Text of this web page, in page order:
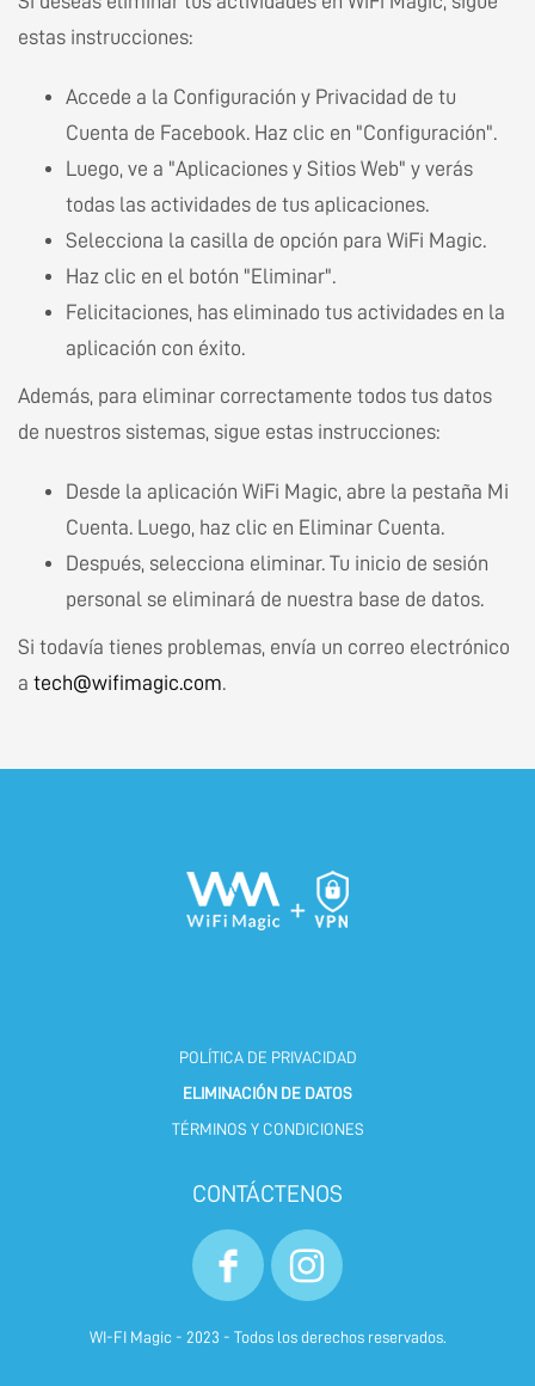
estas instrucciones:
Accede a la Configuración y Privacidad de tu
Cuenta de Facebook. Haz clic en "Configuración".
Luego, ve a "Aplicaciones y Sitios Web" y verás
todas las actividades de tus aplicaciones.
Selecciona la casilla de opción para WiFi Magic.
Haz clic en el botón "Eliminar".
Felicitaciones, has eliminado tus actividades en la
aplicación con éxito.
Además, para eliminar correctamente todos tus datos
de nuestros sistemas, sigue estas instrucciones:
Desde la aplicación WiFi Magic, abre la pestaña Mi
Cuenta. Luego, haz clic en Eliminar Cuenta.
Después, selecciona eliminar. Tu inicio de sesión
personal se eliminará de nuestra base de datos.
Si todavía tienes problemas, envía un correo electrónico
a tech@wifimagic.com.
POLÍTICA DE PRIVACIDAD
ELIMINACIÓN DE DATOS
TÉRMINOS Y CONDICIONES
CONTÁCTENOS
WI-FI Magic - 2023 - Todos los derechos reservados.